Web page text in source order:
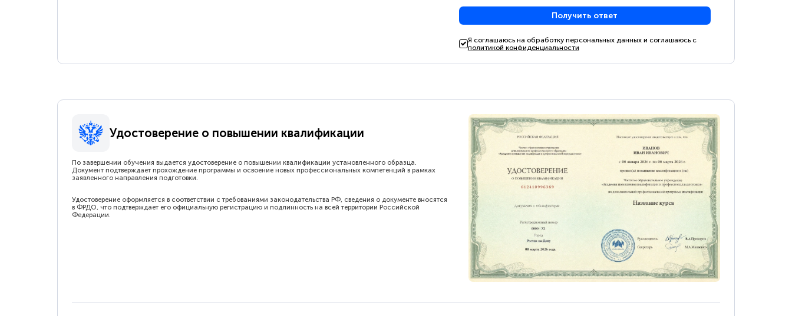
Получить ответ
Я соглашаюсь на обработку персональных данных и соглашаюсь с
политикой конфиденциальности
Удостоверение о повышении квалификации
По завершении обучения выдается удостоверение о повышении квалификации установленного образца.
Документ подтверждает прохождение программы и освоение новых профессиональных компетенций в рамках
заявленного направления подготовки.
Удостоверение оформляется в соответствии с требованиями законодательства РФ, сведения о документе вносятся
в ФРДО, что подтверждает его официальную регистрацию и подлинность на всей территории Российской
Федерации.